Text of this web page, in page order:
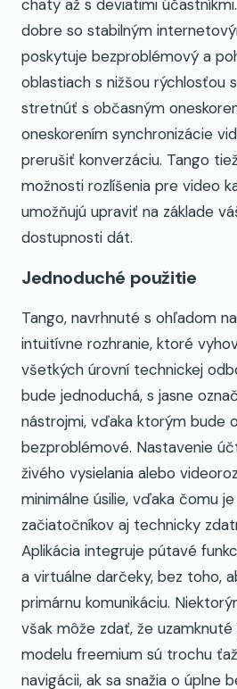
chaty až s deviatimi
dobre so stabilným
poskytuje bezproblémový a
oblastiach s nižšou rýchlosťou
stretnúť s občasným
oneskorením synchronizácie
prerušiť konverzáciu. Tango
možnosti rozlíšenia pre video
umožňujú upraviť na základe
dostupnosti dát.
Jednoduché použitie
Tango, navrhnuté s ohľadom
intuitívne rozhranie, ktoré
všetkých úrovní technickej
bude jednoduchá, s jasne
nástrojmi, vďaka ktorým bude
bezproblémové. Nastavenie
živého vysielania alebo
minimálne úsilie, vďaka čomu
začiatočníkov aj technicky
Aplikácia integruje pútavé
a virtuálne darčeky, bez toho,
primárnu komunikáciu.
však môže zdať, že
modelu freemium sú trochu
navigácii, ak sa snažia o úplne